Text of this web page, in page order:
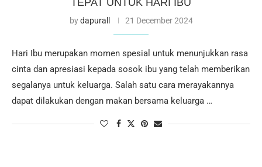
TEPAT UNTUK HARI IBU
bydapurall 21 December 2024
Hari Ibu merupakan momen spesial untuk menunjukkan rasa
cinta dan apresiasi kepada sosok ibu yang telah memberikan
segalanya untuk keluarga. Salah satu cara merayakannya
dapat dilakukan dengan makan bersama keluarga …